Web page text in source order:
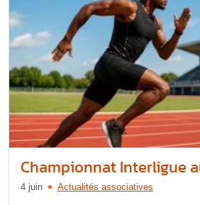
Championnat Interligue
4 juin Actualités associatives